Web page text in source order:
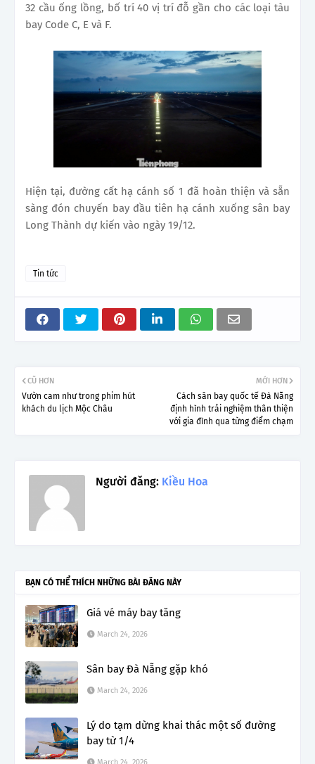
32 cầu ống lồng, bố trí 40 vị trí đỗ gần cho các loại tàu
bay Code C, E và F.
Hiện tại, đường cất hạ cánh số 1 đã hoàn thiện và sẵn
sàng đón chuyến bay đầu tiên hạ cánh xuống sân bay
Long Thành dự kiến vào ngày 19/12.
Tin tức
MỚI HƠN
Cách sân bay quốc tế Đà Nẵng
định hình trải nghiệm thân thiện
với gia đình qua từng điểm chạm
CŨ HƠN
Vườn cam như trong phim hút
khách du lịch Mộc Châu
Người đăng: Kiều Hoa
BẠN CÓ THỂ THÍCH NHỮNG BÀI ĐĂNG NÀY
Giá vé máy bay tăng
March 24, 2026
Sân bay Đà Nẵng gặp khó
March 24, 2026
Lý do tạm dừng khai thác một số đường
bay từ 1/4